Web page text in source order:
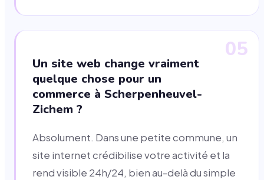
05
Un site web change vraiment
quelque chose pour un
commerce à Scherpenheuvel-
Zichem ?
Absolument. Dans une petite commune, un
site internet crédibilise votre activité et la
rend visible 24h/24, bien au-delà du simple